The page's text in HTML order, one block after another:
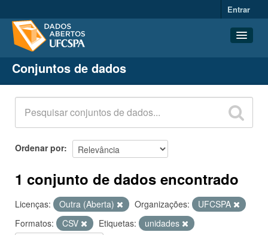
Entrar
Conjuntos de dados
Organizações
Grupos
Sobre
Conjuntos de dados
Ordenar por
1 conjunto de dados encontrado
Licenças: Outra (Aberta) Organizações:
UFCSPA
Formatos:
CSV Etiquetas:
unidades